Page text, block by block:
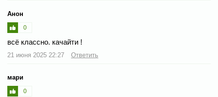
Анон
0
всё классно. качайти !
21 июня 2025 22:27 Ответить
мари
0